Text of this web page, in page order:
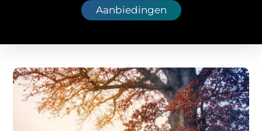
Aanbiedingen